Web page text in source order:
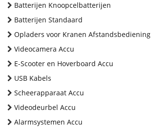
Batterijen Knoopcelbatterijen
Batterijen Standaard
Opladers voor Kranen Afstandsbediening
Videocamera Accu
E-Scooter en Hoverboard Accu
USB Kabels
Scheerapparaat Accu
Videodeurbel Accu
Alarmsystemen Accu